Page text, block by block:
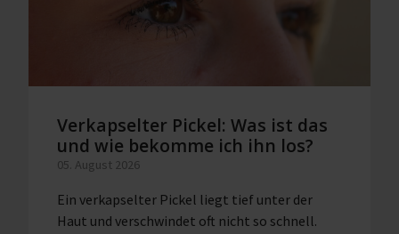
Verkapselter Pickel: Was ist das
und wie bekomme ich ihn los?
05. August 2026
Ein verkapselter Pickel liegt tief unter der
Haut und verschwindet oft nicht so schnell.